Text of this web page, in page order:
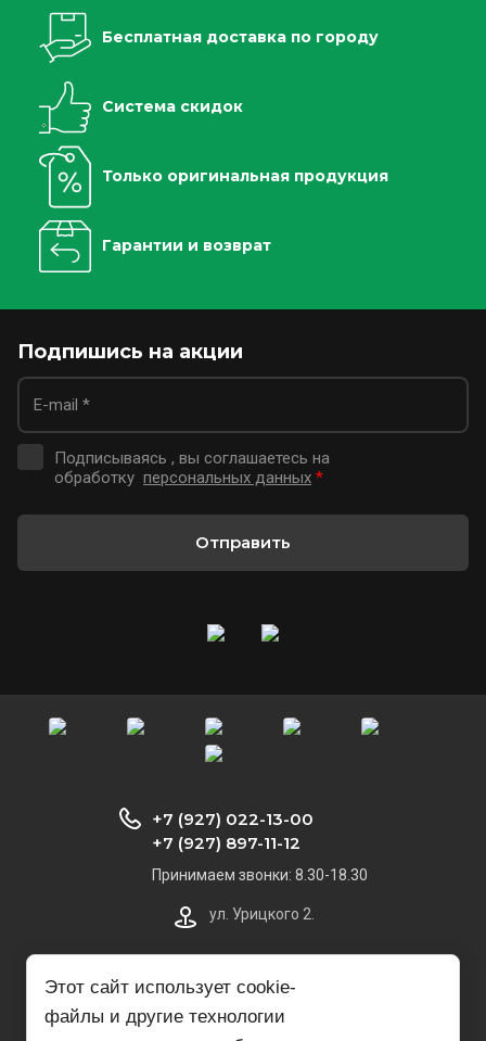
Бесплатная доставка по городу
Система скидок
Только оригинальная продукция
Гарантии и возврат
Подпишись на акции
Подписываясь , вы соглашаетесь на
обработку персональных данных *
Отправить
СпецСантехника Плюс
+7 (927) 022-13-00
+7 (927) 897-11-12
Принимаем звонки: 8.30-18.30
ул. Урицкого 2.
Этот сайт использует cookie-
файлы и другие технологии